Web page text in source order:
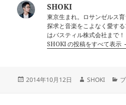
SHOKI
東京生まれ。ロサンゼルス
探求と音楽をこよなく愛す
はバスティル株式会社まで！
SHOKI の投稿をすべて表示
投
2014年10月12日
作
SHOKI
カ